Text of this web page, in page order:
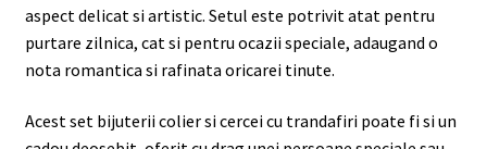
aspect delicat si artistic. Setul este potrivit atat pentru
purtare zilnica, cat si pentru ocazii speciale, adaugand o
nota romantica si rafinata oricarei tinute.
Acest set bijuterii colier si cercei cu trandafiri poate fi si un